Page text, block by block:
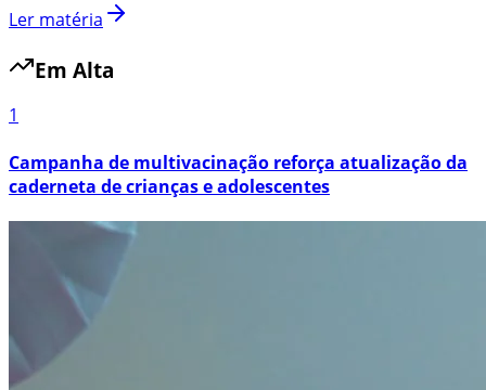
Ler matéria
Em Alta
1
Campanha de multivacinação reforça atualização da
caderneta de crianças e adolescentes